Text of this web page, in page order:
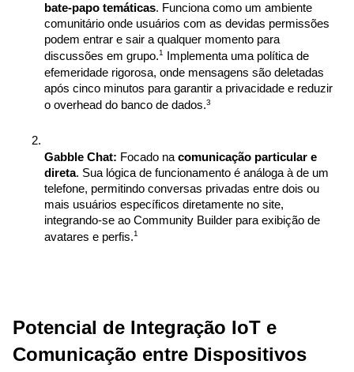
bate-papo temáticas. Funciona como um ambiente
comunitário onde usuários com as devidas permissões
podem entrar e sair a qualquer momento para
discussões em grupo.1
Implementa uma política de
efemeridade rigorosa, onde mensagens são deletadas
após cinco minutos para garantir a privacidade e reduzir
o overhead do banco de dados.3
Gabble Chat: Focado na comunicação particular e
direta. Sua lógica de funcionamento é análoga à de um
telefone, permitindo conversas privadas entre dois ou
mais usuários específicos diretamente no site,
integrando-se ao Community Builder para exibição de
avatares e perfis.1
Potencial de Integração IoT e
Comunicação entre Dispositivos